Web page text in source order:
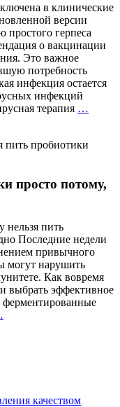
в клинические
версии
герпеса
о вакцинации
Это важное
потребность
инфекция остается
инфекций
терапия …
просто потому,
нельзя пить
Последние недели
привычного
могут нарушить
Как вовремя
выбрать эффективное
так
качеством